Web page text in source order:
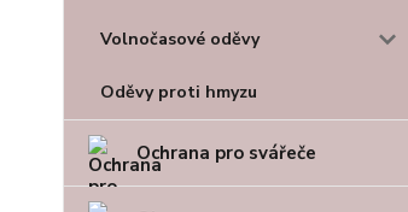
Volnočasové oděvy
Oděvy proti hmyzu
Ochrana pro svářeče